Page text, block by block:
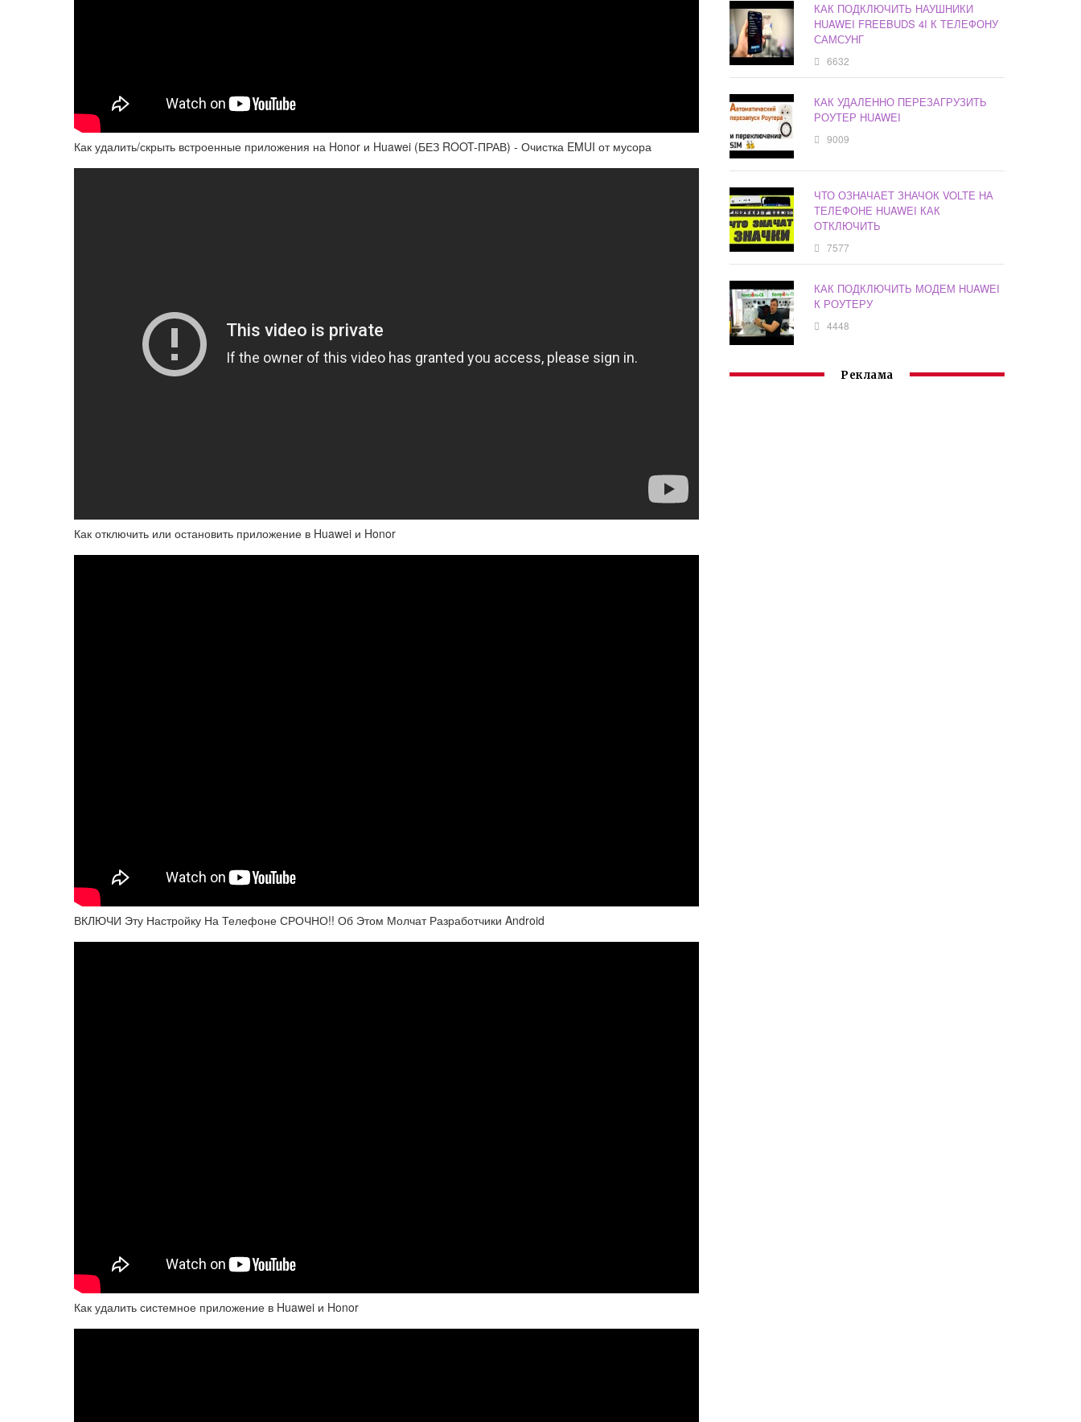
Как удалить/скрыть встроенные приложения на Honor и Huawei (БЕЗ ROOT-ПРАВ) - Очистка EMUI от мусора
Как отключить или остановить приложение в Huawei и Honor
ВКЛЮЧИ Эту Настройку На Телефоне СРОЧНО!! Об Этом Молчат Разработчики Android
Как удалить системное приложение в Huawei и Honor
КАК ПОДКЛЮЧИТЬ НАУШНИКИ
HUAWEI FREEBUDS 4I К ТЕЛЕФОНУ
САМСУНГ
6632
КАК УДАЛЕННО ПЕРЕЗАГРУЗИТЬ
РОУТЕР HUAWEI
9009
ЧТО ОЗНАЧАЕТ ЗНАЧОК VOLTE НА
ТЕЛЕФОНЕ HUAWEI КАК
ОТКЛЮЧИТЬ
7577
КАК ПОДКЛЮЧИТЬ МОДЕМ HUAWEI
К РОУТЕРУ
4448
Реклама